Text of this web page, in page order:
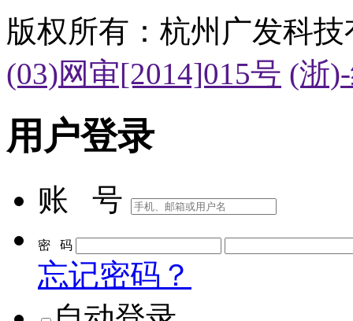
联系我们 | 合作伙伴 法律声明 | 服务协议 | 意见反馈
版权所有：杭州广发科
(03)网审[2014]015号
(浙
用户登录
密 码
忘记密码？